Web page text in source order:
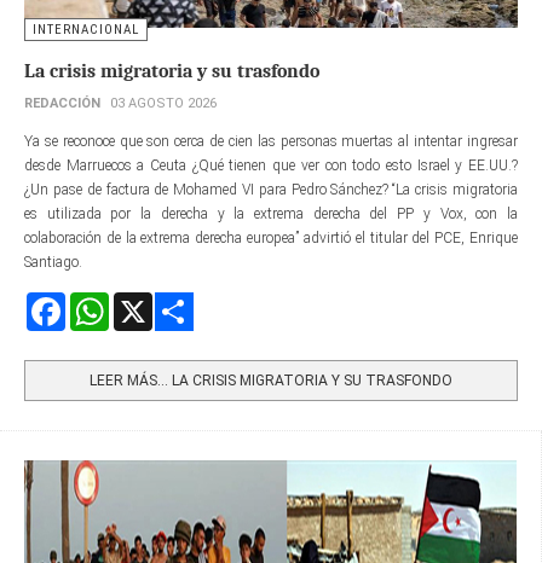
INTERNACIONAL
La crisis migratoria y su trasfondo
REDACCIÓN 03 AGOSTO 2026
Ya se reconoce que son cerca de cien las personas muertas al intentar ingresar
desde Marruecos a Ceuta ¿Qué tienen que ver con todo esto Israel y EE.UU.?
¿Un pase de factura de Mohamed VI para Pedro Sánchez? “La crisis migratoria
es utilizada por la derecha y la extrema derecha del PP y Vox, con la
colaboración de la extrema derecha europea” advirtió el titular del PCE, Enrique
Santiago.
FacebookWhatsApp
LEER MÁS… LA CRISIS MIGRATORIA Y SU TRASFONDO